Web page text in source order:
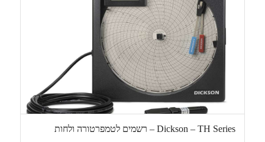
Dickson – TH Series – רשמים לטמפרטורה ולחות